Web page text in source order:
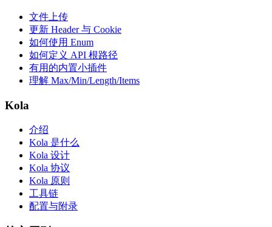
文件上传
更新 Header 与 Cookie
如何使用 Enum
如何定义 API 根路径
有用的内置小插件
理解 Max/Min/Length/Items
Kola
介绍
Kola 是什么
Kola 设计
Kola 协议
Kola 原则
工具链
配置与附录